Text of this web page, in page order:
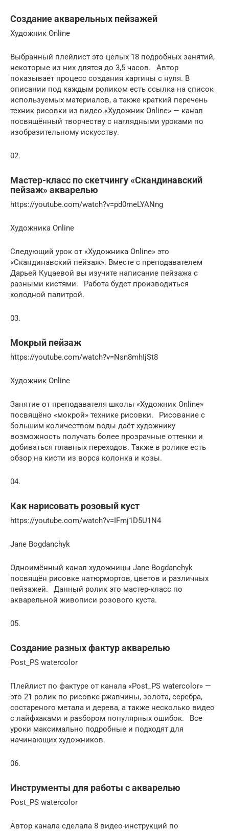
Создание акварельных пейзажей
Художник Online
Выбранный плейлист это целых 18 подробных занятий,
некоторые из них длятся до 3,5 часов.⠀Автор
показывает процесс создания картины с нуля. В
описании под каждым роликом есть ссылка на список
используемых материалов, а также краткий перечень
техник рисовки из видео.«Художник Online» — канал
посвящённый творчеству с наглядными уроками по
изобразительному искусству.
02.
Мастер-класс по скетчингу «Скандинавский
пейзаж» акварелью
https://youtube.com/watch?v=pd0meLYANng
Художника Online
Следующий урок от «Художника Online» это
«Скандинавский пейзаж». Вместе с преподавателем
Дарьей Куцаевой вы изучите написание пейзажа с
разными кистями.⠀Работа будет производиться
холодной палитрой.
03.
Мокрый пейзаж
https://youtube.com/watch?v=Nsn8mhIjSt8
Художник Online
Занятие от преподавателя школы «Художник Online»
посвящёно «мокрой» технике рисовки.⠀Рисование с
большим количеством воды даёт художнику
возможность получать более прозрачные оттенки и
добиваться плавных переходов. Также в ролике есть
обзор на кисти из ворса колонка и козы.
04.
Как нарисовать розовый куст
https://youtube.com/watch?v=IFmj1D5U1N4
Jane Bogdanchyk
Одноимённый канал художницы Jane Bogdanchyk
посвящён рисовке натюрмортов, цветов и различных
пейзажей.⠀Данный ролик это мастер-класс по
акварельной живописи розового куста.
05.
Создание разных фактур акварелью
Post_PS watercolor
Плейлист по фактуре от канала «Post_PS watercolor» —
это 21 ролик по рисовке ржавчины, золота, серебра,
состареного метала и дерева, а также несколько видео
с лайфхаками и разбором популярных ошибок.⠀Все
уроки максимально подробные и подходят для
начинающих художников.
06.
Инструменты для работы с акварелью
Post_PS watercolor
Автор канала сделала 8 видео-инструкций по